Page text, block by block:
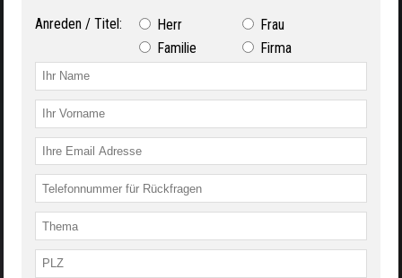
Anreden / Titel: Herr
Frau
Familie
Firma